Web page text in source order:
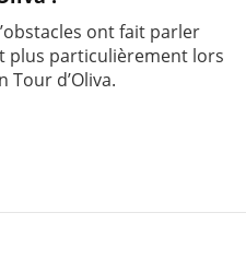
ont fait parler
plus particulièrement lors
d’Oliva.